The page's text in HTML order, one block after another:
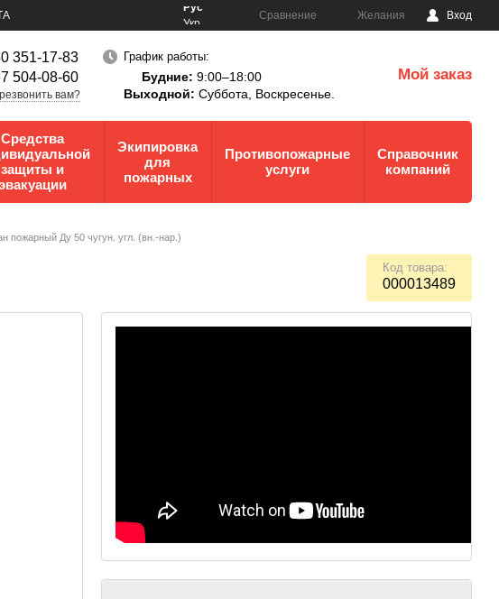
Рус
Укр
Сравнение Желания Вход
351-17-83
504-08-60
вам?
График работы:
Будние: 9:00–18:00
Выходной: Суббота, Воскресенье.
Мой заказ
Средства
защиты и
Экипировка
для
пожарных
Противопожарные
услуги
Справочник
компаний
пожарный Ду 50 чугун. угл. (вн.-нар.)
Код товара:
000013489